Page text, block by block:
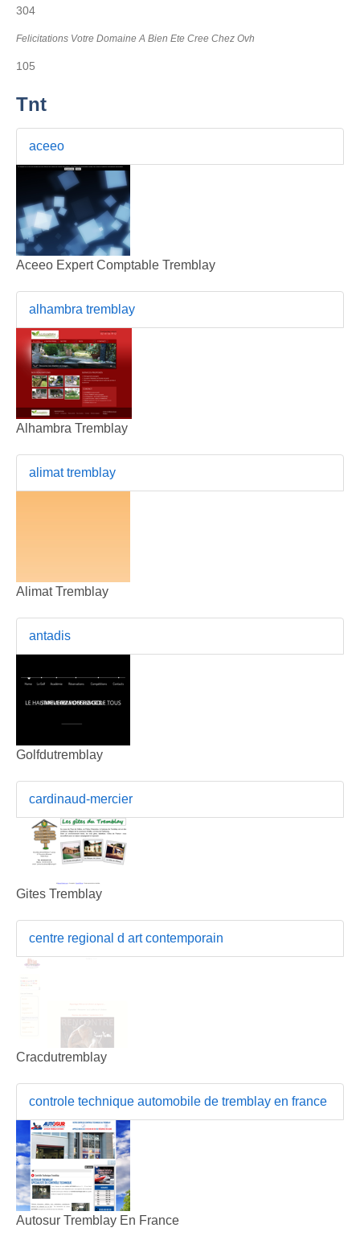
304
Felicitations Votre Domaine A Bien Ete Cree Chez Ovh
105
Tnt
aceeo
Aceeo Expert Comptable Tremblay
alhambra tremblay
Alhambra Tremblay
alimat tremblay
Alimat Tremblay
antadis
Golfdutremblay
cardinaud-mercier
Gites Tremblay
centre regional d art contemporain
Cracdutremblay
controle technique automobile de tremblay en france
Autosur Tremblay En France